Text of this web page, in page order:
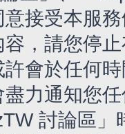
接受本服
容，請您停
許會於任何
力通知您
討論區